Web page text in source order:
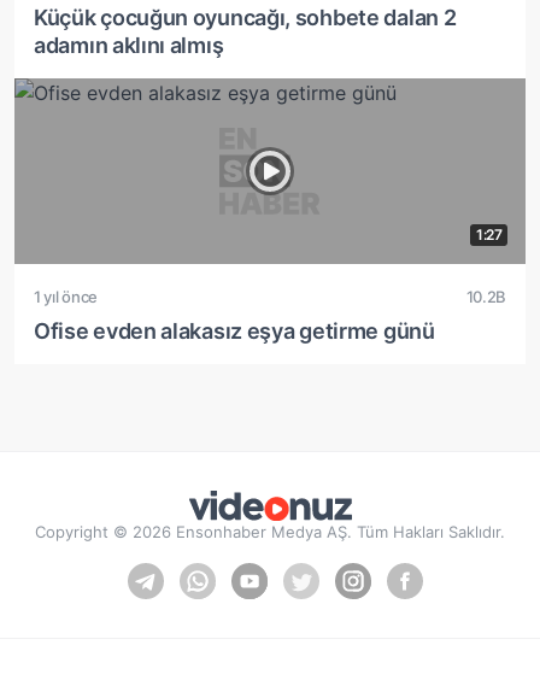
Küçük çocuğun oyuncağı, sohbete dalan 2
adamın aklını almış
1:27
1 yıl önce 10.2B
Ofise evden alakasız eşya getirme günü
Copyright © 2026 Ensonhaber Medya AŞ. Tüm Hakları Saklıdır.